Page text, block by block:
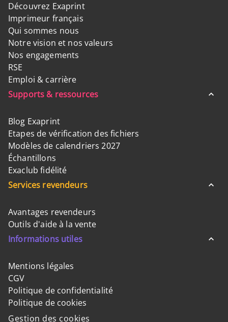
Découvrez Exaprint
Imprimeur français
Qui sommes nous
Notre vision et nos valeurs
Nos engagements
RSE
Emploi & carrière
Supports & ressources
Blog Exaprint
Etapes de vérification des fichiers
Modèles de calendriers 2027
Échantillons
Exaclub fidélité
Services revendeurs
Avantages revendeurs
Outils d'aide à la vente
Informations utiles
Mentions légales
CGV
Politique de confidentialité
Politique de cookies
Gestion des cookies